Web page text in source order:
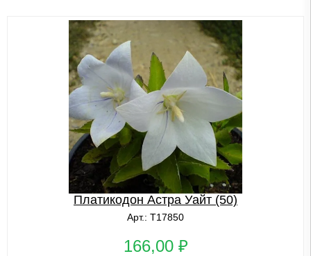
Платикодон Астра Уайт (50)
Арт.: Т17850
166,00 ₽